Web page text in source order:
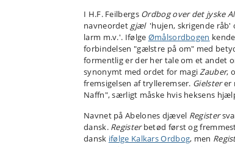
I H.F. Feilbergs Ordbog over det jyske
navneordet gjæl 'hujen, skrigende råb'
larm m.v.'. Ifølge Ømålsordbogen
forbindelsen "gælstre på om" med
formentlig er der her tale om et andet
synonymt med ordet for magiZauber,
fremsigelsen af trylleremser. Gielsterer
Naffn", særligt måske hvis heksens
Navnet på Abelones djævel Register
dansk. Registerbetød først og
dansk ifølge Kalkars Ordbog, men